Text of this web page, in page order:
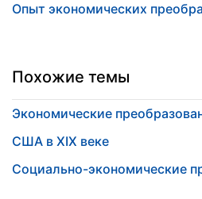
Опыт экономических
Похожие темы
Экономические
США в XIX веке
Социально-экономические